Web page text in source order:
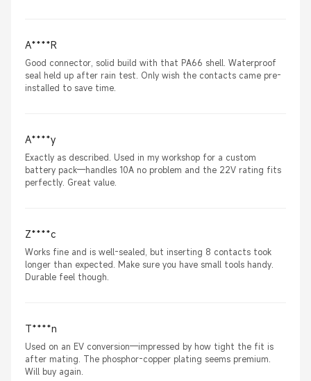
A****R
Good connector, solid build with that PA66 shell. Waterproof
seal held up after rain test. Only wish the contacts came pre-
installed to save time.
A****y
Exactly as described. Used in my workshop for a custom
battery pack—handles 10A no problem and the 22V rating fits
perfectly. Great value.
Z****c
Works fine and is well-sealed, but inserting 8 contacts took
longer than expected. Make sure you have small tools handy.
Durable feel though.
T****n
Used on an EV conversion—impressed by how tight the fit is
after mating. The phosphor-copper plating seems premium.
Will buy again.